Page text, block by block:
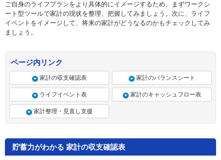
ご自身のライフプランをより具体的にイメージするため、まずワークシ
ート型ツールで家計の現状を整理、把握してみましょう。次に、ライフ
イベントをイメージして、将来の家計がどうなるのかもチェックしてみ
ましょう。
ページ内リンク
家計の収支確認表 家計のバランスシート
ライフイベント表 家計のキャッシュフロー表
家計整理・見直し支援
貯蓄力がわかる 家計の収支確認表